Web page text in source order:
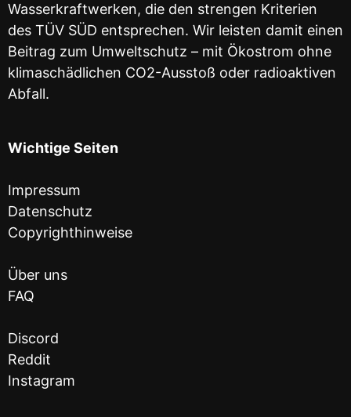
Wasserkraftwerken, die den strengen Kriterien
des TÜV SÜD entsprechen. Wir leisten damit einen
Beitrag zum Umweltschutz – mit Ökostrom ohne
klimaschädlichen CO2-Ausstoß oder radioaktiven
Abfall.
Wichtige Seiten
Impressum
Datenschutz
Copyrighthinweise
Über uns
FAQ
Discord
Reddit
Instagram